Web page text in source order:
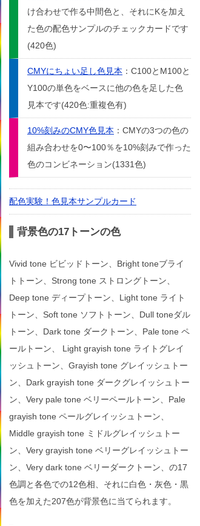
け合わせで作る中間色と、それにKを加え
た色の配色サンプルのチェックカードです
(420色)
CMYにちょい足し色見本 ：C100とM100と
Y100の単色をベースに他の色を足した色
見本です(420色:重複色有)
10%刻みのCMY色見本 ：CMYの3つの色の
組み合わせを0〜100％を10%刻みで作った
色のコンビネーション(1331色)
配色実験！色見本サンプルカード
背景色の17トーンの色
Vivid tone ビビッドトーン、Bright toneブライ
トトーン、Strong tone ストロングトーン、
Deep tone ディープトーン、Light tone ライト
トーン、Soft tone ソフトトーン、Dull toneダル
トーン、Dark tone ダークトーン、Pale tone ペ
ールトーン、 Light grayish tone ライトグレイ
ッシュトーン、Grayish tone グレイッシュトー
ン、Dark grayish tone ダークグレイッシュトー
ン、Very pale tone ベリーペールトーン、Pale
grayish tone ペールグレイッシュトーン、
Middle grayish tone ミドルグレイッシュトー
ン、Very grayish tone ベリーグレイッシュトー
ン、Very dark tone ベリーダークトーン、の17
色調と各色での12色相、それに白色・灰色・黒
色を加えた207色が背景色に当てられます。